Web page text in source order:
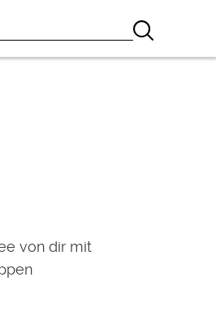
von dir mit